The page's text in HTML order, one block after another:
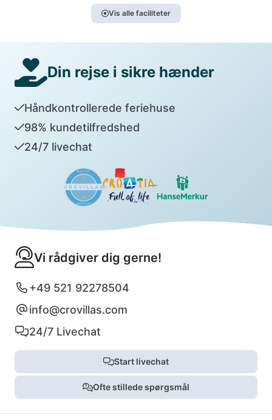
Vis alle faciliteter
Din rejse i sikre hænder
Håndkontrollerede feriehuse
98% kundetilfredshed
24/7 livechat
Vi rådgiver dig gerne!
+49 521 92278504
info@crovillas.com
24/7 Livechat
Start livechat
Ofte stillede spørgsmål